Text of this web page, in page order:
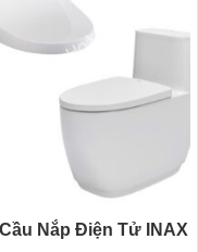
Nắp Điện Tử INAX